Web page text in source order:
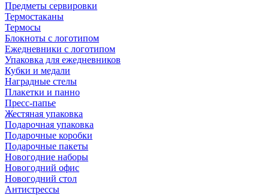
Предметы сервировки
Термостаканы
Термосы
Блокноты с логотипом
Ежедневники с логотипом
Упаковка для ежедневников
Кубки и медали
Наградные стелы
Плакетки и панно
Пресс-папье
Жестяная упаковка
Подарочная упаковка
Подарочные коробки
Подарочные пакеты
Новогодние наборы
Новогодний офис
Новогодний стол
Антистрессы